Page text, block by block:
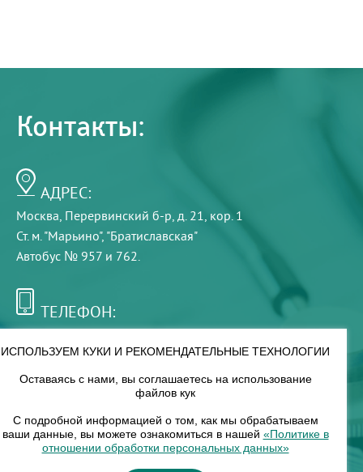
Контакты:
АДРЕС:
Москва, Перервинский б-р, д. 21, кор. 1
Ст. м. "Марьино", "Братиславская"
Автобус № 957 и 762.
ТЕЛЕФОН:
РЕЖИМ РАБОТЫ:
8 — 18
ИСПОЛЬЗУЕМ КУКИ И РЕКОМЕНДАТЕЛЬНЫЕ ТЕХНОЛОГИИ
Оставаясь с нами, вы соглашаетесь на использование
файлов кук
С подробной информацией о том, как мы обрабатываем
ваши данные, вы можете ознакомиться в нашей «Политике в
отношении обработки персональных данных»